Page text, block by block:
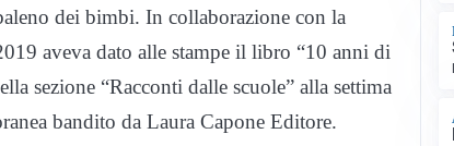
dei bimbi. In collaborazione con la
aveva dato alle stampe il libro “10 anni di
sezione “Racconti dalle scuole” alla settima
bandito da Laura Capone Editore.